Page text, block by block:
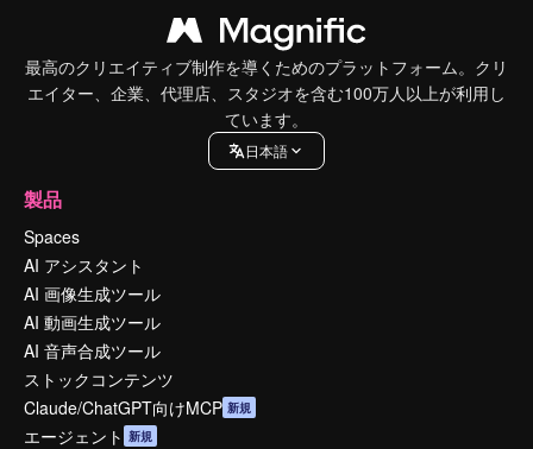
最高のクリエイティブ制作を導くためのプラットフォーム。クリ
エイター、企業、代理店、スタジオを含む100万人以上が利用し
ています。
日本語
製品
Spaces
AI アシスタント
AI 画像生成ツール
AI 動画生成ツール
AI 音声合成ツール
ストックコンテンツ
Claude/ChatGPT向けMCP 新規
エージェント 新規